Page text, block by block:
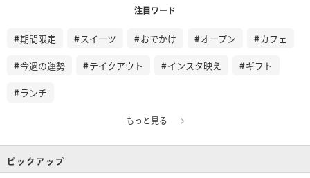
注目ワード
期間限定 スイーツ おでかけ オープン カフェ
今週の運勢 テイクアウト インスタ映え ギフト
ランチ
もっと見る
ピックアップ